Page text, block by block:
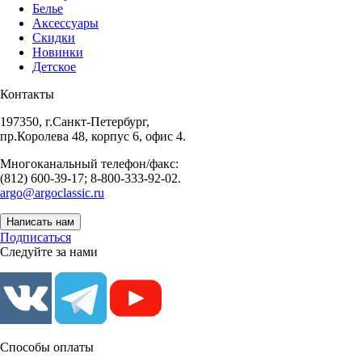
Белье
Аксессуары
Скидки
Новинки
Детское
Контакты
197350, г.Санкт-Петербург,
пр.Королева 48, корпус 6, офис 4.
Многоканальный телефон/факс:
(812) 600-39-17; 8-800-333-92-02.
argo@argoclassic.ru
Написать нам
Подписаться
Следуйте за нами
Способы оплаты